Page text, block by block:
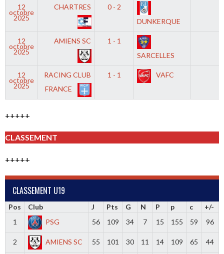
12
octobre
2025
CHARTRES
0 - 2
DUNKERQUE
12
octobre
2025
AMIENS SC
1 - 1
SARCELLES
12
octobre
2025
RACING CLUB
FRANCE
1 - 1 VAFC
+++++
CLASSEMENT
+++++
CLASSEMENT U19
Pos Club J Pts G N P p c
+/-
1
PSG 56 109 34 7 15 155 59 96
2 AMIENS SC 55 101 30 11 14 109 65 44